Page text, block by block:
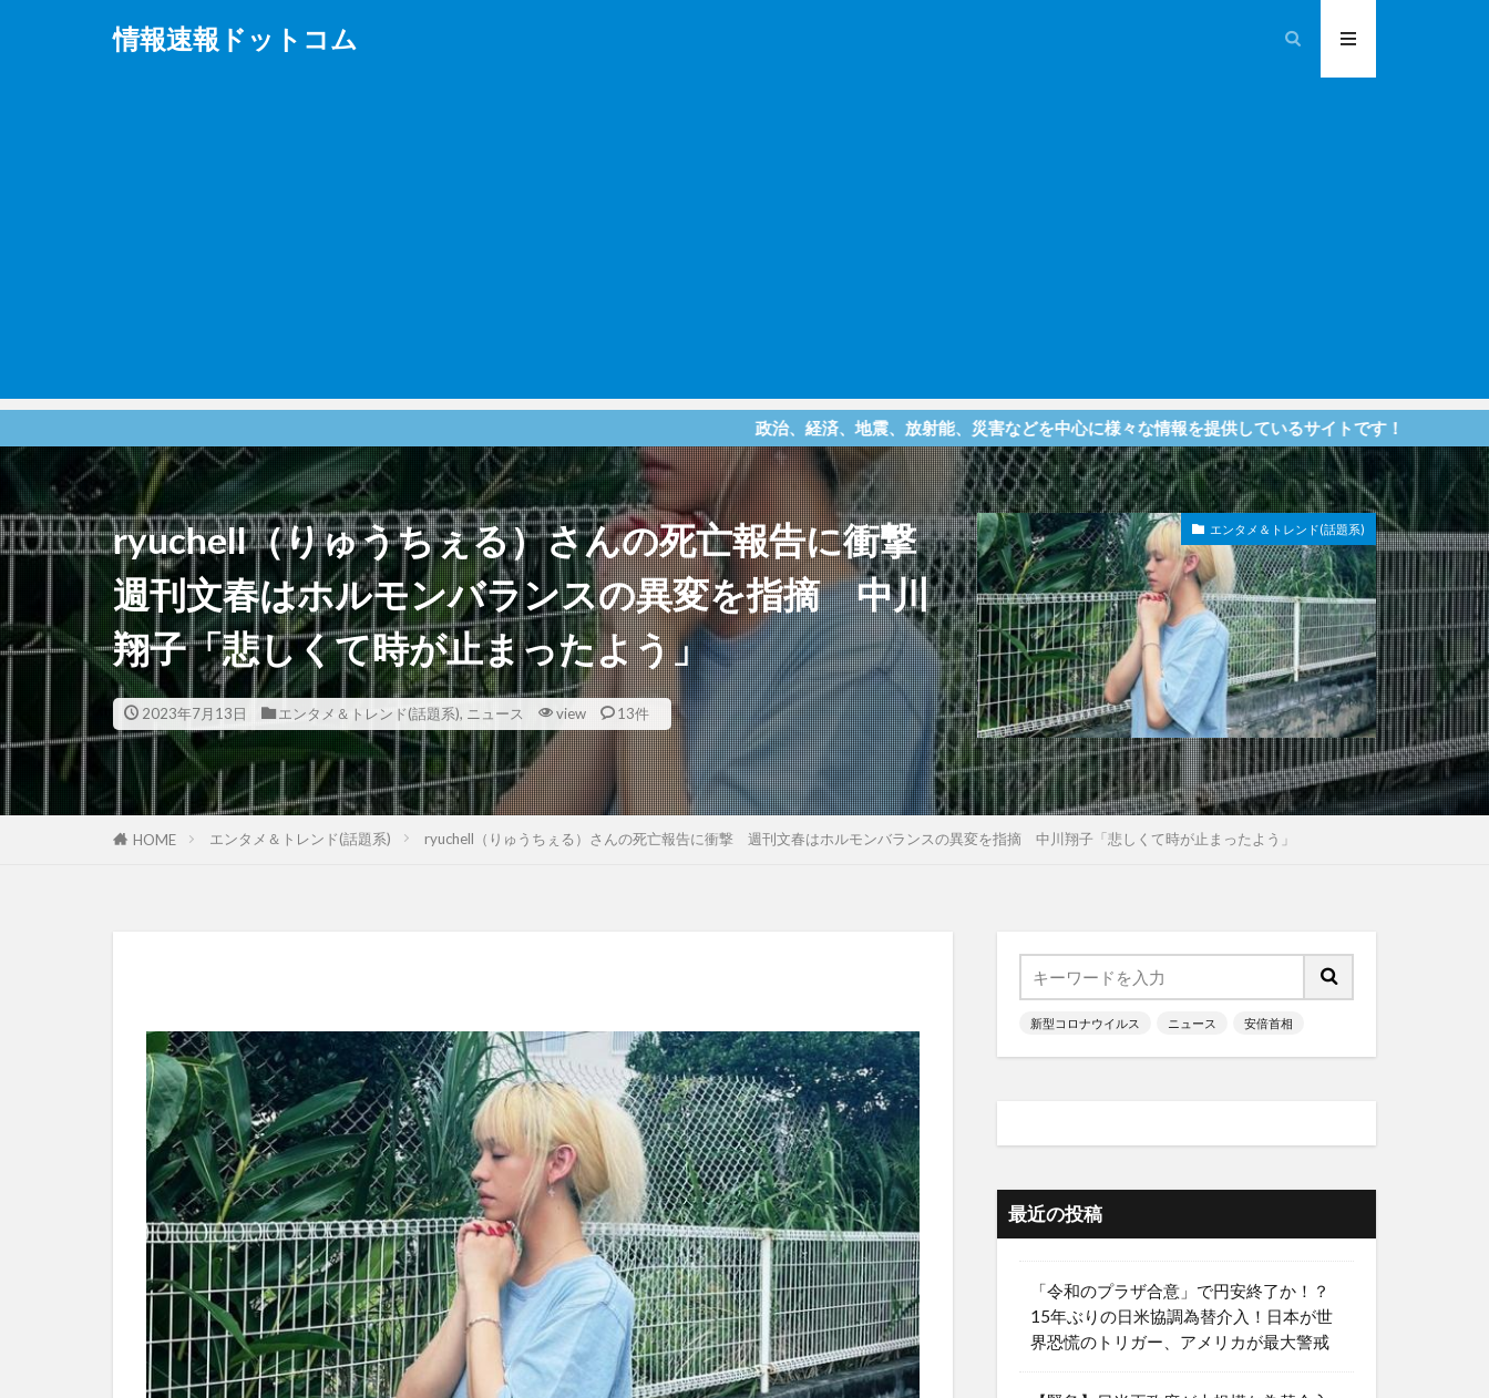
情報速報ドットコム
政治、経済、地震、放射能、災害などを中心に様々な情報を提供しているサイトです！
ryuchell（りゅうちぇる）さんの死亡報告に衝撃
週刊文春はホルモンバランスの異変を指摘 中川
翔子「悲しくて時が止まったよう」
2023年7月13日 エンタメ＆トレンド(話題系), ニュース view 13件
エンタメ＆トレンド(話題系)
HOME エンタメ＆トレンド(話題系) ryuchell（りゅうちぇる）さんの死亡報告に衝撃 週刊文春はホルモンバランスの異変を指摘 中川翔子「悲しくて時が止まったよう」
新型コロナウイルス ニュース 安倍首相
最近の投稿
「令和のプラザ合意」で円安終了か！？
15年ぶりの日米協調為替介入！日本が世
界恐慌のトリガー、アメリカが最大警戒